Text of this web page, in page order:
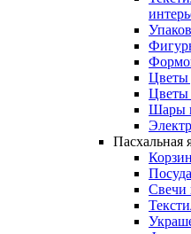
Цветы
Цветы
Шары
Пасхальная
Свечи